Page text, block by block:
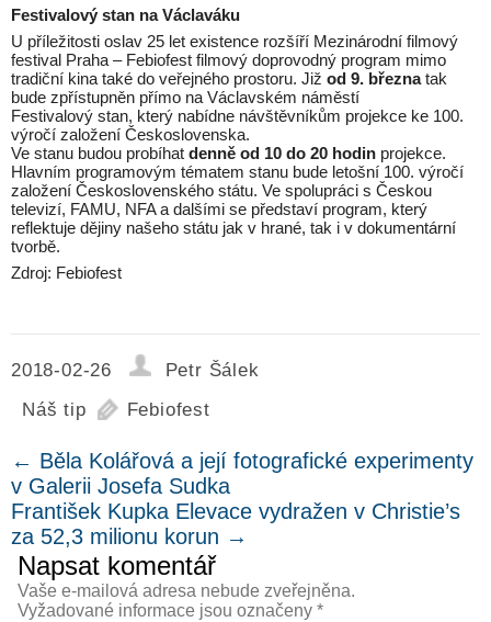
Festivalový stan na Václaváku
U příležitosti oslav 25 let existence rozšíří Mezinárodní filmový
festival Praha – Febiofest filmový doprovodný program mimo
tradiční kina také do veřejného prostoru. Již od 9. březnatak
bude zpřístupněn přímo na Václavském náměstí
Festivalový stan, který nabídne návštěvníkům projekce ke 100.
výročí založení Československa.
Ve stanu budou probíhat denně od 10 do 20 hodin projekce.
Hlavním programovým tématem stanu bude letošní 100. výročí
založení Československého státu. Ve spolupráci s Českou
televizí, FAMU, NFA a dalšími se představí program, který
reflektuje dějiny našeho státu jak v hrané, tak i v dokumentární
tvorbě.
Zdroj: Febiofest
2018-02-26
Petr Šálek
Náš tip
Febiofest
← Běla Kolářová a její fotografické experimenty
v Galerii Josefa Sudka
František Kupka Elevace vydražen v Christie’s
za 52,3 milionu korun →
Napsat komentář
Vaše e-mailová adresa nebude zveřejněna.
Vyžadované informace jsou označeny *